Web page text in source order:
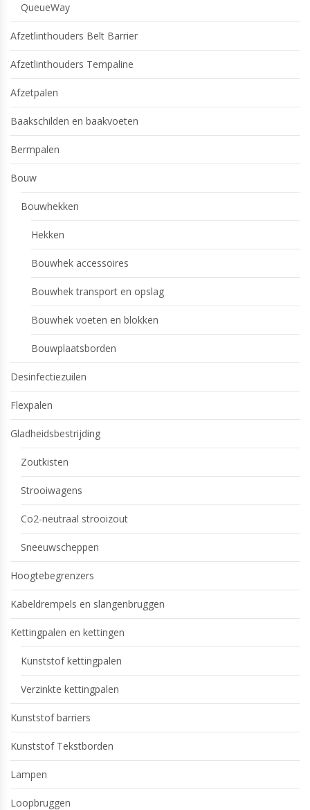
QueueWay
Afzetlinthouders Belt Barrier
Afzetlinthouders Tempaline
Afzetpalen
Baakschilden en baakvoeten
Bermpalen
Bouw
Bouwhekken
Hekken
Bouwhek accessoires
Bouwhek transport en opslag
Bouwhek voeten en blokken
Bouwplaatsborden
Desinfectiezuilen
Flexpalen
Gladheidsbestrijding
Zoutkisten
Strooiwagens
Co2-neutraal strooizout
Sneeuwscheppen
Hoogtebegrenzers
Kabeldrempels en slangenbruggen
Kettingpalen en kettingen
Kunststof kettingpalen
Verzinkte kettingpalen
Kunststof barriers
Kunststof Tekstborden
Lampen
Loopbruggen